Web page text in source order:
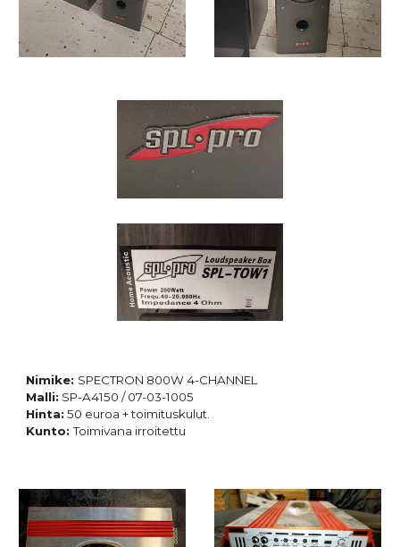
Nimike: SPECTRON 800W 4-CHANNEL
Malli: SP-A4150 / 07-03-1005
Hinta: 50 euroa + toimituskulut.
Kunto: Toimivana irroitettu